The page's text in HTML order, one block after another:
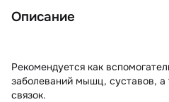
Описание
Рекомендуется как
заболеваний мышц, суставов, а
связок.